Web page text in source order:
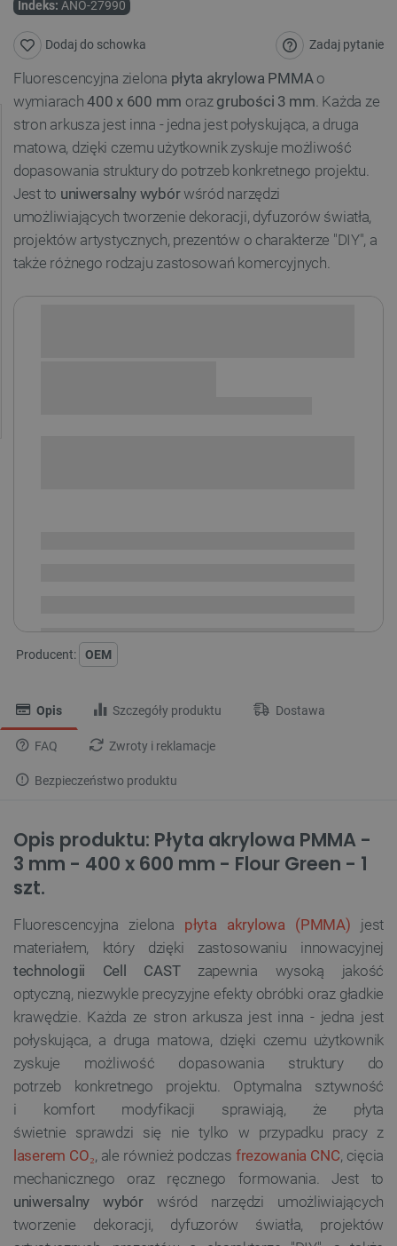
Indeks: ANO-27990
Zadaj pytanie
Dodaj do schowka
Fluorescencyjna zielona płyta akrylowa PMMAo
wymiarach400 x 600 mm oraz grubości 3 mm. Każda ze
stron arkusza jest inna - jedna jest połyskująca, a druga
matowa, dzięki czemu użytkownik zyskuje możliwość
dopasowania struktury do potrzeb konkretnego projektu.
Jest to uniwersalny wybórwśród narzędzi
umożliwiających tworzenie dekoracji, dyfuzorów światła,
projektów artystycznych, prezentów o charakterze "DIY", a
także różnego rodzaju zastosowań komercyjnych.
Producent: OEM
Opis Szczegóły produktu Dostawa
FAQ Zwroty i reklamacje
Bezpieczeństwo produktu
Opis produktu: Płyta akrylowa PMMA -
3 mm - 400 x 600 mm - Flour Green - 1
szt.
Fluorescencyjna zielona płyta akrylowa (PMMA)
jest
materiałem, który dzięki zastosowaniu innowacyjnej
technologii Cell CAST zapewnia wysoką jakość
optyczną, niezwykle precyzyjne efekty obróbki oraz gładkie
krawędzie. Każda ze stron arkusza jest inna - jedna jest
połyskująca, a druga matowa, dzięki czemu użytkownik
zyskuje możliwość dopasowania struktury do
potrzeb konkretnego projektu. Optymalna sztywność
i komfort modyfikacji sprawiają, że płyta
świetnie sprawdzi się nie tylko w przypadku pracy z
laserem CO₂, ale również podczas frezowania CNC, cięcia
mechanicznego oraz ręcznego formowania. Jest to
uniwersalny wybórwśród narzędzi umożliwiających
tworzenie dekoracji, dyfuzorów światła, projektów